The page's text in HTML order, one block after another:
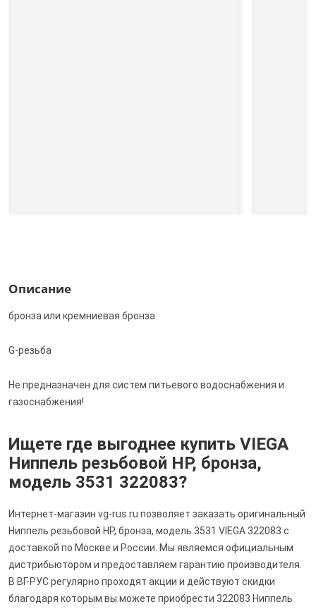
Описание
бронза или кремниевая бронза
G-резьба
Не предназначен для систем питьевого водоснабжения и
газоснабжения!
Ищете где выгоднее купить VIEGA
Ниппель резьбовой НР, бронза,
модель 3531 322083?
Интернет-магазин vg-rus.ru позволяет заказать оригинальный
Ниппель резьбовой НР, бронза, модель 3531 VIEGA 322083 с
доставкой по Москве и России. Мы являемся официальным
дистрибьютором и предоставляем гарантию производителя.
В ВГ-РУС регулярно проходят акции и действуют скидки
благодаря которым вы можете приобрести 322083 Ниппель